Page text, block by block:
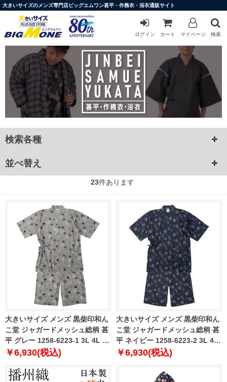
大きいサイズのメンズ専門店ビッグエムワン甚平・作務衣・浴衣通販サイト
ログイン カート マイページ 検索
検索各種
並べ替え
23件あります
大きいサイズ メンズ 黒柴印和ん
こ堂 ジャガードメッシュ総柄 甚
平 グレー 1258-6223-1 3L 4L 5L
6L 8L
￥6,930(税込)
大きいサイズ メンズ 黒柴印和ん
こ堂 ジャガードメッシュ総柄 甚
平 ネイビー 1258-6223-2 3L 4L
5L 6L 8L
￥6,930(税込)